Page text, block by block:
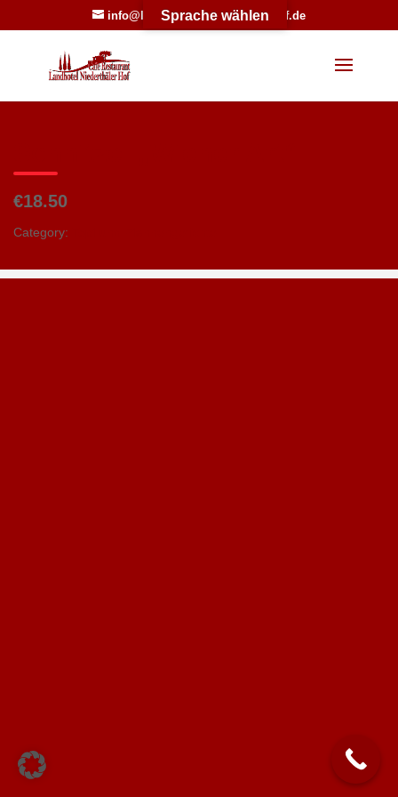
Werkzeugleiste öffnen
info@landhotel-niederthaeler-hof.de
€18.50
Category:
Sprache wählen